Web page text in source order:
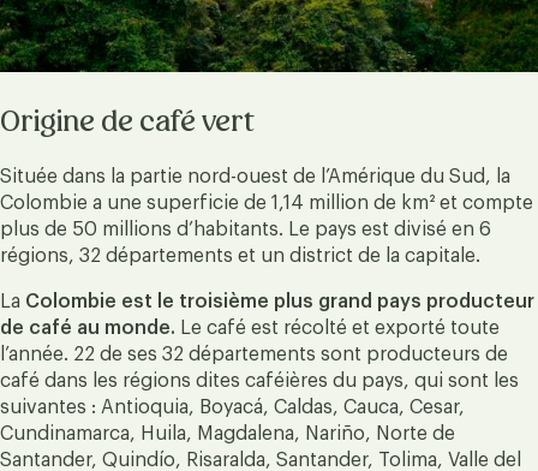
Origine de café vert
Située dans la partie nord-ouest de l’Amérique du Sud, la
Colombie a une superficie de 1,14 million de km² et compte
plus de 50 millions d’habitants. Le pays est divisé en 6
régions, 32 départements et un district de la capitale.
La Colombie est le troisième plus grand pays producteur
de café au monde. Le café est récolté et exporté toute
l’année. 22 de ses 32 départements sont producteurs de
café dans les régions dites caféières du pays, qui sont les
suivantes : Antioquia, Boyacá, Caldas, Cauca, Cesar,
Cundinamarca, Huila, Magdalena, Nariño, Norte de
Santander, Quindío, Risaralda, Santander, Tolima, Valle del